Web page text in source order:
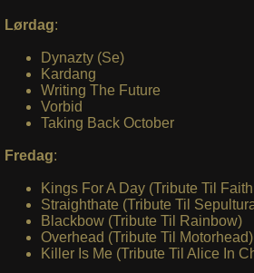
Lørdag:
Dynazty (Se)
Kardang
Writing The Future
Vorbid
Taking Back October
Fredag:
Kings For A Day (Tribute Til
Straighthate (Tribute Til
Blackbow (Tribute Til Rainbow)
Overhead (Tribute Til Motorhead)
Killer Is Me (Tribute Til Alice In